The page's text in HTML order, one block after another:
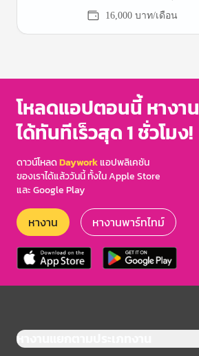
10150 ประเทศไทย
16,000 บาท/เดือน
of
โหลดแอปตอนนี้ หางาน
ได้ทันทีเร็วสุด 1 ชั่วโมง!
ดาวน์โหลดDayworkแอปพลิเคชัน
ของเราได้แล้ววันนี้ ทั้งใน Apple Store
และ Google Play
หางาน หางานพาร์ทไทม์
หางานแยกตามประเภทงาน